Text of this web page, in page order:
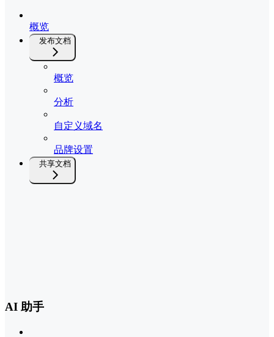
概览
发布文档
概览
分析
自定义域名
品牌设置
共享文档
AI 助手